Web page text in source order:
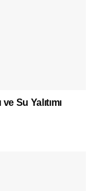
Su Yalıtımı